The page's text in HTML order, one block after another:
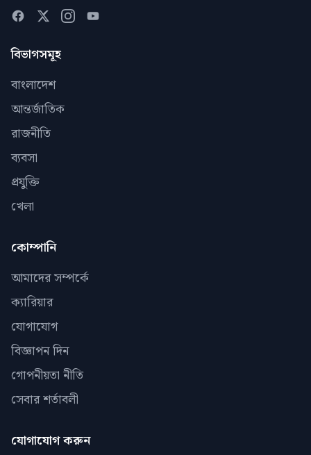
বিভাগসমূহ
বাংলাদেশ
আন্তর্জাতিক
রাজনীতি
ব্যবসা
প্রযুক্তি
খেলা
কোম্পানি
আমাদের সম্পর্কে
ক্যারিয়ার
যোগাযোগ
বিজ্ঞাপন দিন
গোপনীয়তা নীতি
সেবার শর্তাবলী
যোগাযোগ করুন